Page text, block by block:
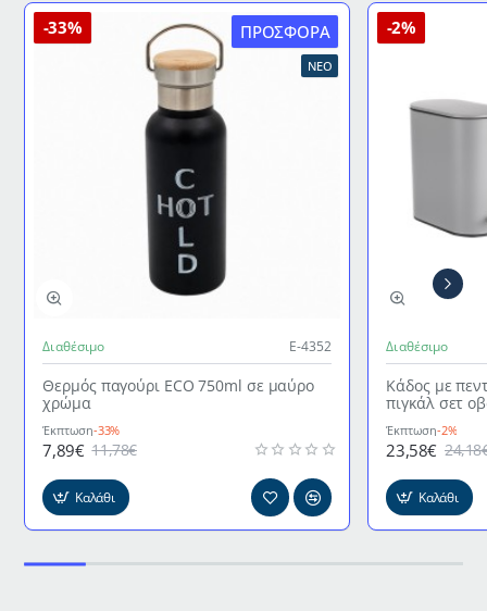
ΠΡΟΣΦΟΡΆ
ΝΈΟ
-33%
Διαθέσιμο Ε-4352
Θερμός παγούρι ECO 750ml σε μαύρο
χρώμα
Έκπτωση-33%
7,89€ 11,78€
Καλάθι
-2%
Διαθέσιμο
Κάδος με
πιγκάλ σετ
Έκπτωση-2%
23,58€
Καλάθι